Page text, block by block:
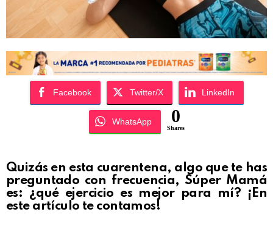
Facebook Twitter/X LinkedIn
WhatsApp 0
Shares
Quizás en esta cuarentena, algo que te has
preguntado con frecuencia, Súper Mamá
es: ¿qué ejercicio es mejor para mí? ¡En
este artículo te contamos!